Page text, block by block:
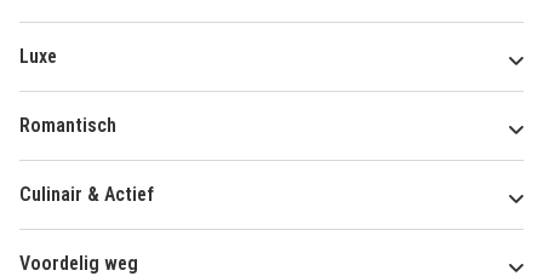
Luxe
Romantisch
Culinair & Actief
Voordelig weg